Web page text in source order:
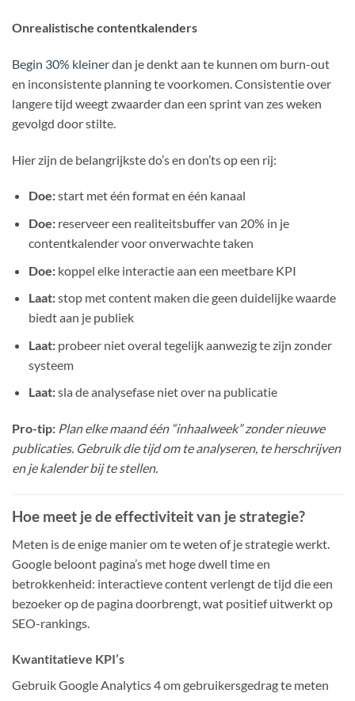
Onrealistische contentkalenders
Begin 30% kleinerdan je denkt aan te kunnen om burn-out
en inconsistente planning te voorkomen. Consistentie over
langere tijd weegt zwaarder dan een sprint van zes weken
gevolgd door stilte.
Hier zijn de belangrijkste do’s en don’ts op een rij:
Doe:start met één format en één kanaal
Doe:reserveer een realiteitsbuffer van 20% in je
contentkalender voor onverwachte taken
Doe:koppel elke interactie aan een meetbare KPI
Laat:stop met content maken die geen duidelijke waarde
biedt aan je publiek
Laat:probeer niet overal tegelijk aanwezig te zijn zonder
systeem
Laat:sla de analysefase niet over na publicatie
Pro-tip: Plan elke maand één “inhaalweek” zonder nieuwe
publicaties. Gebruik die tijd om te analyseren, te herschrijven
en je kalender bij te stellen.
Hoe meet je de effectiviteit van je strategie?
Meten is de enige manier om te weten of je strategie werkt.
Google beloont pagina’s met hoge dwell time en
betrokkenheid: interactieve content verlengt de tijd die een
bezoeker op de pagina doorbrengt, wat positief uitwerkt op
SEO-rankings.
Kwantitatieve KPI’s
Gebruik Google Analytics 4 om gebruikersgedrag te meten